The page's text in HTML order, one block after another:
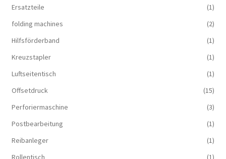
Ersatzteile
(1)
folding machines
(2)
Hilfsförderband
(1)
Kreuzstapler
(1)
Luftseitentisch
(1)
Offsetdruck
(15)
Perforiermaschine
(3)
Postbearbeitung
(1)
Reibanleger
(1)
Rollentisch
(1)